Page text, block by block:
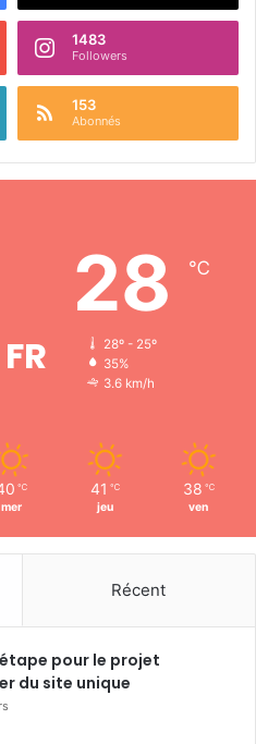
1483
Followers
153
Abonnés
28 ℃
28º - 25º
35%
3.6 km/h
℃
mer
41 ℃
jeu
38 ℃
ven
Récent
pour le projet
du site unique